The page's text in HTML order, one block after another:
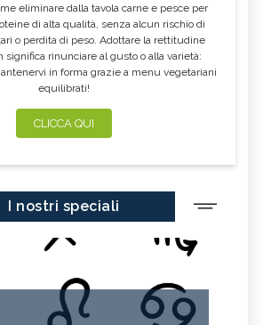
eliminare dalla tavola carne e pesce per
di alta qualità, senza alcun rischio di
o perdita di peso. Adottare la rettitudine
significa rinunciare al gusto o alla varietà:
in forma grazie a menu vegetariani
equilibrati!
CLICCA QUI
I nostri speciali